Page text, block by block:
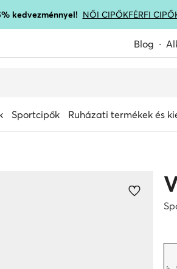
kedvezménnyel! NŐI CIPŐKFÉRFI
Blog
Sportcipők Ruházati termékek és